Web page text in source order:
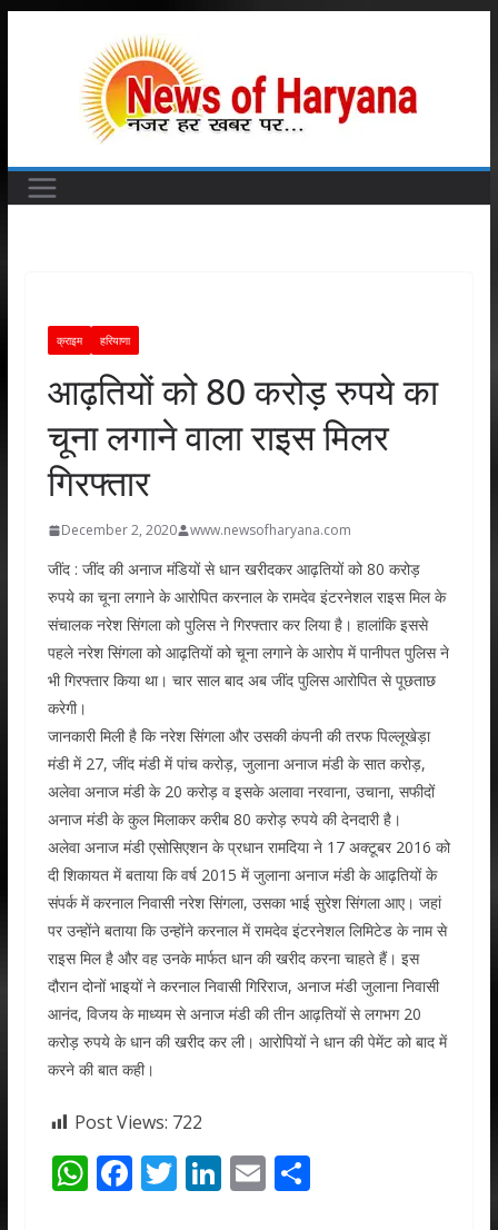
क्राइम हरियाणा
आढ़तियों को 80 करोड़ रुपये का
चूना लगाने वाला राइस मिलर
गिरफ्तार
December 2, 2020 www.newsofharyana.com
जींद : जींद की अनाज मंडियों से धान खरीदकर आढ़तियों को 80 करोड़
रुपये का चूना लगाने के आरोपित करनाल के रामदेव इंटरनेशल राइस मिल के
संचालक नरेश सिंगला को पुलिस ने गिरफ्तार कर लिया है। हालांकि इससे
पहले नरेश सिंगला को आढ़तियों को चूना लगाने के आरोप में पानीपत पुलिस ने
भी गिरफ्तार किया था। चार साल बाद अब जींद पुलिस आरोपित से पूछताछ
करेगी।
जानकारी मिली है कि नरेश सिंगला और उसकी कंपनी की तरफ पिल्लूखेड़ा
मंडी में 27, जींद मंडी में पांच करोड़, जुलाना अनाज मंडी के सात करोड़,
अलेवा अनाज मंडी के 20 करोड़ व इसके अलावा नरवाना, उचाना, सफीदों
अनाज मंडी के कुल मिलाकर करीब 80 करोड़ रुपये की देनदारी है।
अलेवा अनाज मंडी एसोसिएशन के प्रधान रामदिया ने 17 अक्टूबर 2016 को
दी शिकायत में बताया कि वर्ष 2015 में जुलाना अनाज मंडी के आढ़तियों के
संपर्क में करनाल निवासी नरेश सिंगला, उसका भाई सुरेश सिंगला आए। जहां
पर उन्होंने बताया कि उन्होंने करनाल में रामदेव इंटरनेशल लिमिटेड के नाम से
राइस मिल है और वह उनके मार्फत धान की खरीद करना चाहते हैं। इस
दौरान दोनों भाइयों ने करनाल निवासी गिरिराज, अनाज मंडी जुलाना निवासी
आनंद, विजय के माध्यम से अनाज मंडी की तीन आढ़तियों से लगभग 20
करोड़ रुपये के धान की खरीद कर ली। आरोपियों ने धान की पेमेंट को बाद में
करने की बात कही।
Post Views: 722
W F T Li E S